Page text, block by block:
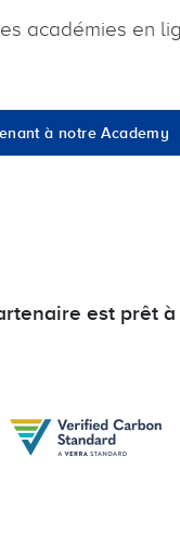
académies en
à notre Academy
est prêt